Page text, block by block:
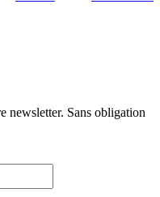
newsletter. Sans obligation